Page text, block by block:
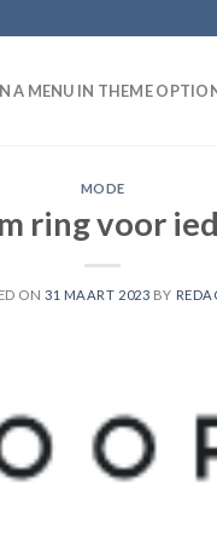
A MENU IN THEME
MODE
ring voor
ON31 MAART 2023 BY